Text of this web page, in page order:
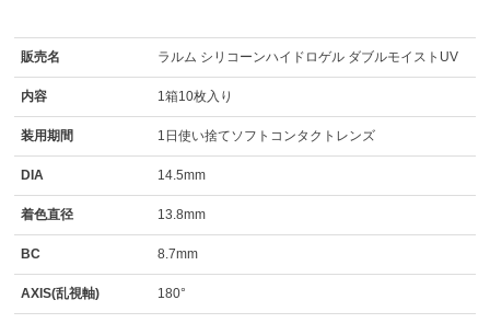
販売名 ラルム シリコーンハイドロゲル ダブルモイストUV
内容 1箱10枚入り
装用期間 1日使い捨てソフトコンタクトレンズ
DIA 14.5mm
着色直径 13.8mm
BC 8.7mm
AXIS(乱視軸) 180°